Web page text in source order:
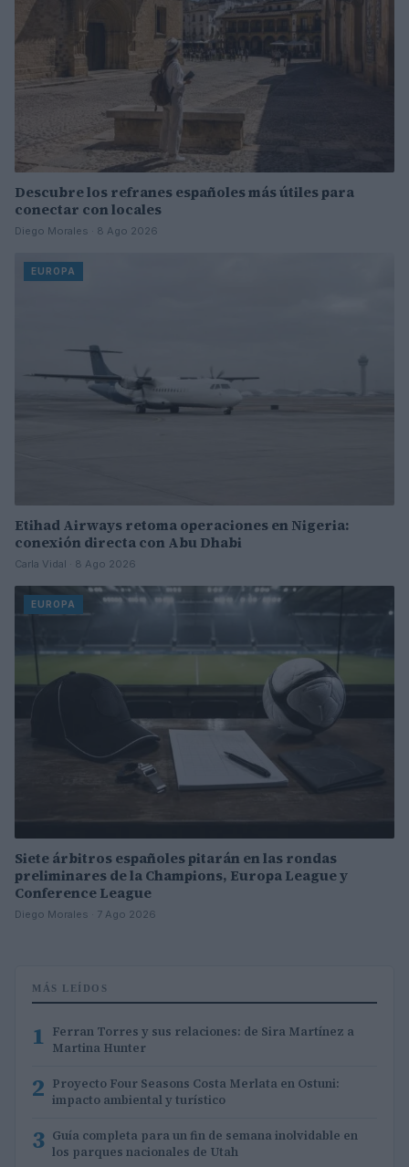
Descubre los refranes españoles más útiles para
conectar con locales
Diego Morales · 8 Ago 2026
EUROPA
Etihad Airways retoma operaciones en Nigeria:
conexión directa con Abu Dhabi
Carla Vidal · 8 Ago 2026
EUROPA
Siete árbitros españoles pitarán en las rondas
preliminares de la Champions, Europa League y
Conference League
Diego Morales · 7 Ago 2026
MÁS LEÍDOS
1 Ferran Torres y sus relaciones: de Sira Martínez a
Martina Hunter
2 Proyecto Four Seasons Costa Merlata en Ostuni:
impacto ambiental y turístico
3 Guía completa para un fin de semana inolvidable en
los parques nacionales de Utah